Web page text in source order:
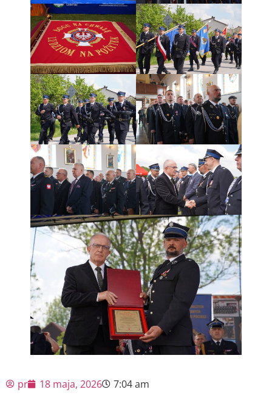
pr 18 maja, 2026 7:04 am